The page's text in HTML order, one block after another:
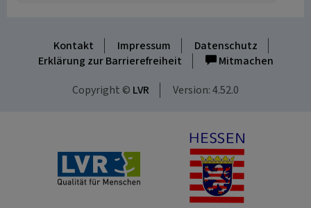
Kontakt Impressum
Datenschutz
Erklärung zur Barrierefreiheit
Mitmachen
Copyright © LVR Version: 4.52.0